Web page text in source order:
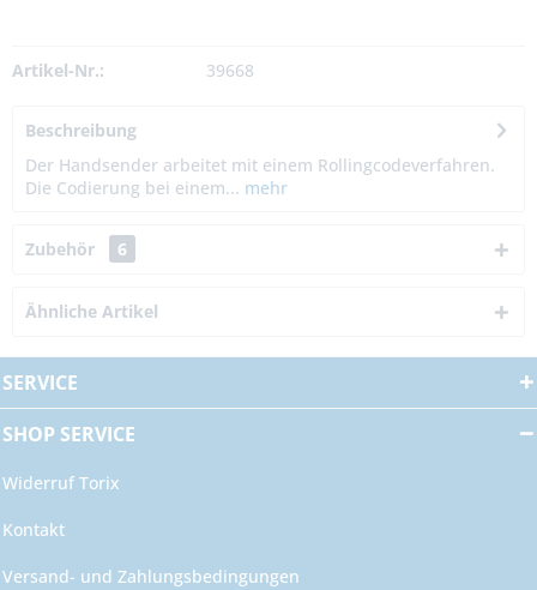
Artikel-Nr.: 39668
Beschreibung
Der Handsender arbeitet mit einem Rollingcodeverfahren.
Die Codierung bei einem... mehr
Zubehör 6
Ähnliche Artikel
SERVICE
SHOP SERVICE
Widerruf Torix
Kontakt
Versand- und Zahlungsbedingungen